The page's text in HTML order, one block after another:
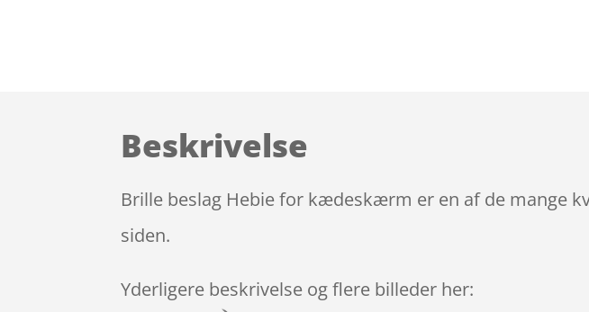
Beskrivelse
Brille beslag Hebie for kædeskærm er en af de mange
siden.
Yderligere beskrivelse og flere billeder her: